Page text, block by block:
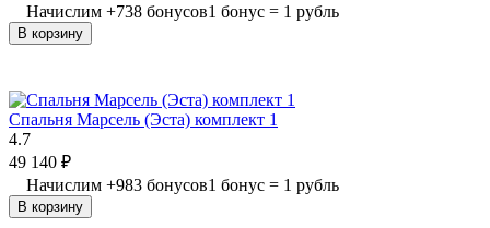
Начислим +738 бонусов1 бонус = 1 рубль
В корзину
Спальня Марсель (Эста) комплект 1
4.7
49 140 ₽
Начислим +983 бонусов1 бонус = 1 рубль
В корзину